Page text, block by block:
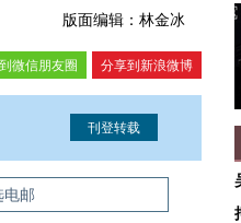
版面编辑：林金冰
分享到新浪微博
微信朋友圈
电邮